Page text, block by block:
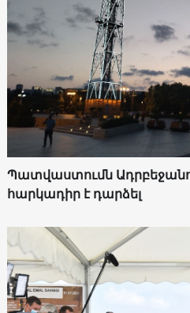
Պատվաստումն
հարկադիր է դարձել